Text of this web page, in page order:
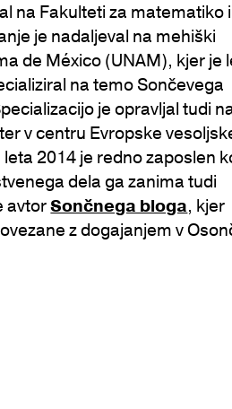
na Fakulteti za matematiko
je nadaljeval na mehiški
de México (UNAM), kjer je
na temo Sončevega
je opravljal tudi
v centru Evropske
2014 je redno zaposlen
dela ga zanima tudi
avtorSončnega bloga, kjer
z dogajanjem v